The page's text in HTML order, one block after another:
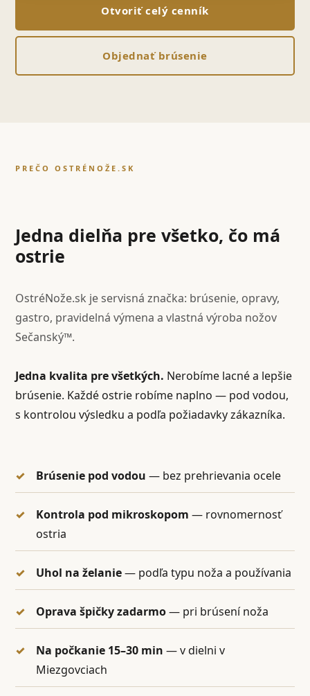
Otvoriť celý cenník
Objednať brúsenie
PREČO OSTRÉNOŽE.SK
Jedna dielňa pre všetko, čo má
ostrie
OstréNože.sk je servisná značka: brúsenie, opravy,
gastro, pravidelná výmena a vlastná výroba nožov
Sečanský™.
Jedna kvalita pre všetkých. Nerobíme lacné a lepšie
brúsenie. Každé ostrie robíme naplno — pod vodou,
s kontrolou výsledku a podľa požiadavky zákazníka.
Brúsenie pod vodou — bez prehrievania ocele
Kontrola pod mikroskopom — rovnomernosť
ostria
Uhol na želanie— podľa typu noža a používania
Oprava špičky zadarmo— pri brúsení noža
Na počkanie 15–30 min — v dielni v
Miezgovciach